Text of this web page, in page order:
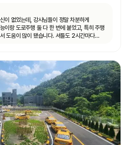
이 없었는데, 강사님들이 정말 차분하게
이랑 도로주행 둘 다 한 번에 붙었고, 특히 주행
도움이 많이 됐습니다. 셔틀도 2시간마다